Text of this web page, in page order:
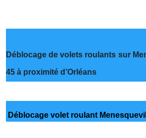
Déblocage de volets roulants sur
45 à proximité d’Orléans
Déblocage volet roulant